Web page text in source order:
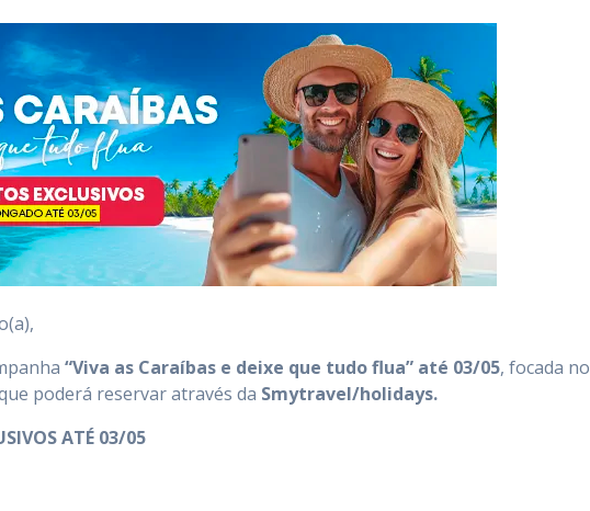
“Viva as Caraíbas e deixe que tudo flua” até 03/05, focada no
poderá reservar através da Smytravel/holidays.
ATÉ 03/05